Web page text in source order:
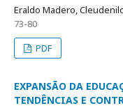
Eraldo Madero,
73-80
PDF
EXPANSÃO DA
TENDÊNCIAS E